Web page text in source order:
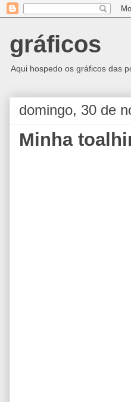
gráficos
Aqui hospedo os gráficos das
domingo, 30 de
Minha